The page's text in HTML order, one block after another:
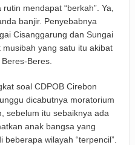
mendapat “berkah”. Ya,
banjir. Penyebabnya
Cisanggarung dan Sungai
yang satu itu akibat
Beres.
soal CDPOB Cirebon
dicabutnya moratorium
sebelum itu sebaiknya ada
anak bangsa yang
wilayah “terpencil”.